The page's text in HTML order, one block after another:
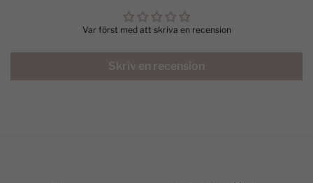
Var först med att skriva en recension
Skriv en recension